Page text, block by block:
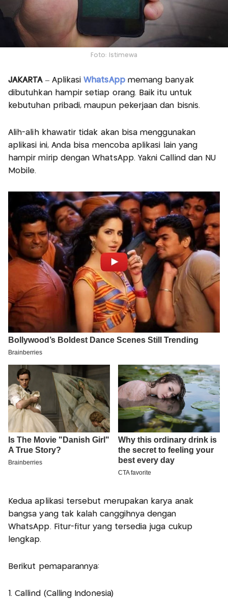
Foto: Istimewa
JAKARTA– AplikasiWhatsAppmemang banyak
dibutuhkan hampir setiap orang. Baik itu untuk
kebutuhan pribadi, maupun pekerjaan dan bisnis.
Alih-alih khawatir tidak akan bisa menggunakan
aplikasi ini, Anda bisa mencoba aplikasi lain yang
hampir mirip dengan WhatsApp. Yakni Callind dan NU
Mobile.
Kedua aplikasi tersebut merupakan karya anak
bangsa yang tak kalah canggihnya dengan
WhatsApp. Fitur-fitur yang tersedia juga cukup
lengkap.
Berikut pemaparannya:
1. Callind (Calling Indonesia)